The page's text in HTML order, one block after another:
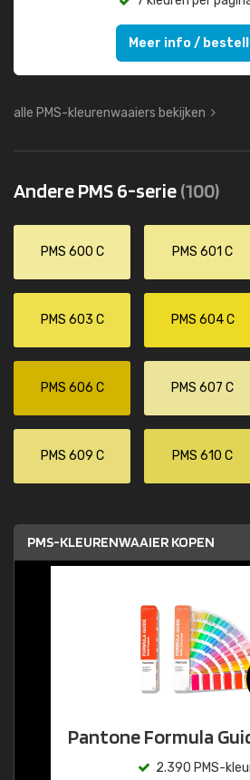
Meer info /
alle PMS-kleurenwaaiers bekijken
Andere PMS 6-serie(100)
PMS 600 C PMS 601 C
PMS 603 C PMS 604 C
PMS 606 C PMS 607 C
PMS 609 C PMS 610 C
PMS-KLEURENWAAIER KOPEN
Pantone Formula
2.390 PMS-